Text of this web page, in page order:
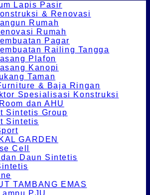
Lapis Pasir
& Renovasi
Rumah
Rumah
Pagar
Railing Tangga
Plafon
Kanopi
Taman
& Baja Ringan
Spesialisasi Konstruksi
dan AHU
Sintetis Group
Sintetis
GARDEN
Cell
Daun Sintetis
TAMBANG EMAS
PJU